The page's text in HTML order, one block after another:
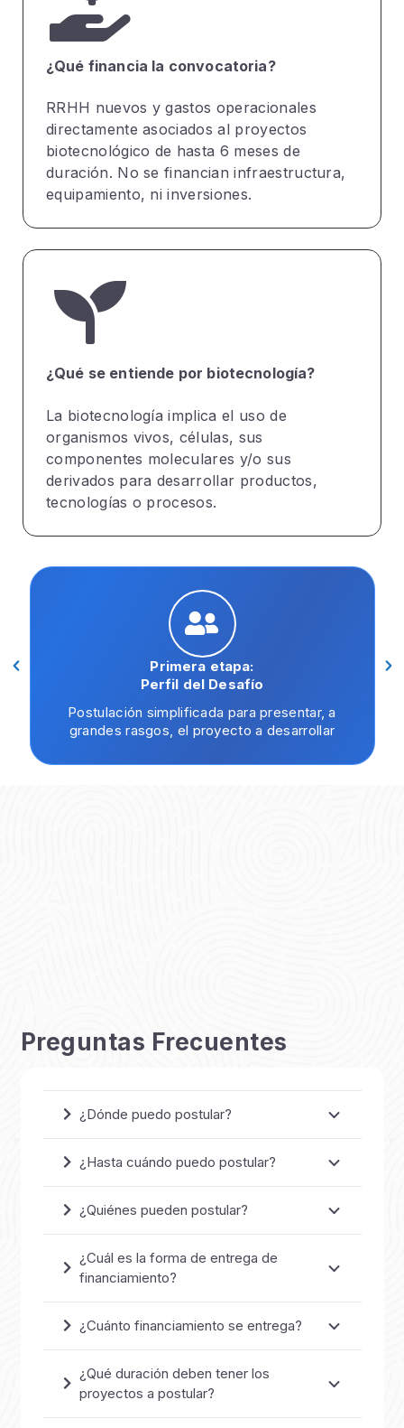
¿Qué financia la convocatoria?
RRHH nuevos y gastos operacionales
directamente asociados al proyectos
biotecnológico de hasta 6 meses de
duración. No se financian infraestructura,
equipamiento, ni inversiones.
¿Qué se entiende por biotecnología?
La biotecnología implica el uso de
organismos vivos, células, sus
componentes moleculares y/o sus
derivados para desarrollar productos,
tecnologías o procesos.
Primera etapa:
Perfil del Desafío
Postulación simplificada para presentar, a
grandes rasgos, el proyecto a desarrollar
Preguntas Frecuentes
¿Dónde puedo postular?
¿Hasta cuándo puedo postular?
¿Quiénes pueden postular?
¿Cuál es la forma de entrega de
financiamiento?
¿Cuánto financiamiento se entrega?
¿Qué duración deben tener los
proyectos a postular?